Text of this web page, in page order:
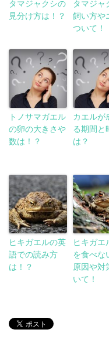
タマジャクシの
見分け方は！？
タマジャ
飼い方や
ついて！
トノサマガエル
の卵の大きさや
数は！？
カエルが
る期間と
は？
ヒキガエルの英
語での読み方
は！？
ヒキガエ
を食べな
原因や対
いて！